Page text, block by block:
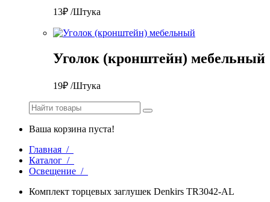
13₽ /Штука
Уголок (кронштейн) мебельный
19₽ /Штука
Ваша корзина пуста!
Главная /
Каталог /
Освещение /
Комплект торцевых заглушек Denkirs TR3042-AL